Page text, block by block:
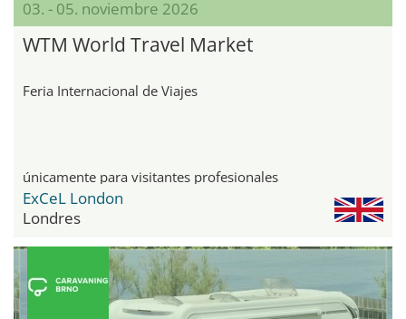
03. - 05. noviembre 2026
WTM World Travel Market
Feria Internacional de Viajes
únicamente para visitantes profesionales
ExCeL London
Londres